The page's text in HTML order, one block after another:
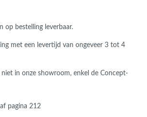
op bestelling leverbaar.
met een levertijd van ongeveer 3 tot 4
in onze showroom, enkel de Concept-
pagina 212